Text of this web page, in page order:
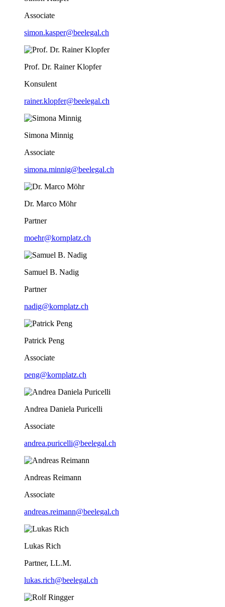
Associate
simon.kasper@beelegal.ch
Prof. Dr. Rainer Klopfer
Konsulent
rainer.klopfer@beelegal.ch
Simona Minnig
Associate
simona.minnig@beelegal.ch
Dr. Marco Möhr
Partner
moehr@kornplatz.ch
Samuel B. Nadig
Partner
nadig@kornplatz.ch
Patrick Peng
Associate
peng@kornplatz.ch
Andrea Daniela Puricelli
Associate
andrea.puricelli@beelegal.ch
Andreas Reimann
Associate
andreas.reimann@beelegal.ch
Lukas Rich
Partner, LL.M.
lukas.rich@beelegal.ch